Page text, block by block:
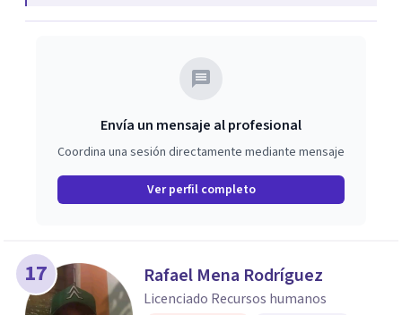
Envía un mensaje al profesional
Coordina una sesión directamente mediante mensaje
Ver perfil completo
17 Rafael Mena Rodríguez
Licenciado Recursos humanos